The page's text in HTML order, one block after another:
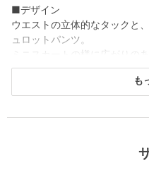
■デザイン
ウエストの立体的なタックと
ュロットパンツ。
ードな印象をプラスしてくれ
バックはウエストゴムで履き
ウールリネン生地に、加工を
リネンのナチュラルな風合い
も